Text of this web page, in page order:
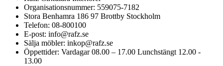
Organisationsnummer: 559075-7182
Stora Benhamra 186 97 Brottby Stockholm
Telefon: 08-800100
E-post: info@rafz.se
Sälja möbler: inkop@rafz.se
Öppettider: Vardagar 08.00 – 17.00 Lunchstängt 12.00 -
13.00